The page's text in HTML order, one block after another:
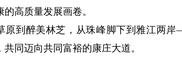
的高质量发展画卷。
原到醉美林芝，从珠峰脚下到雅江两
共同迈向共同富裕的康庄大道。